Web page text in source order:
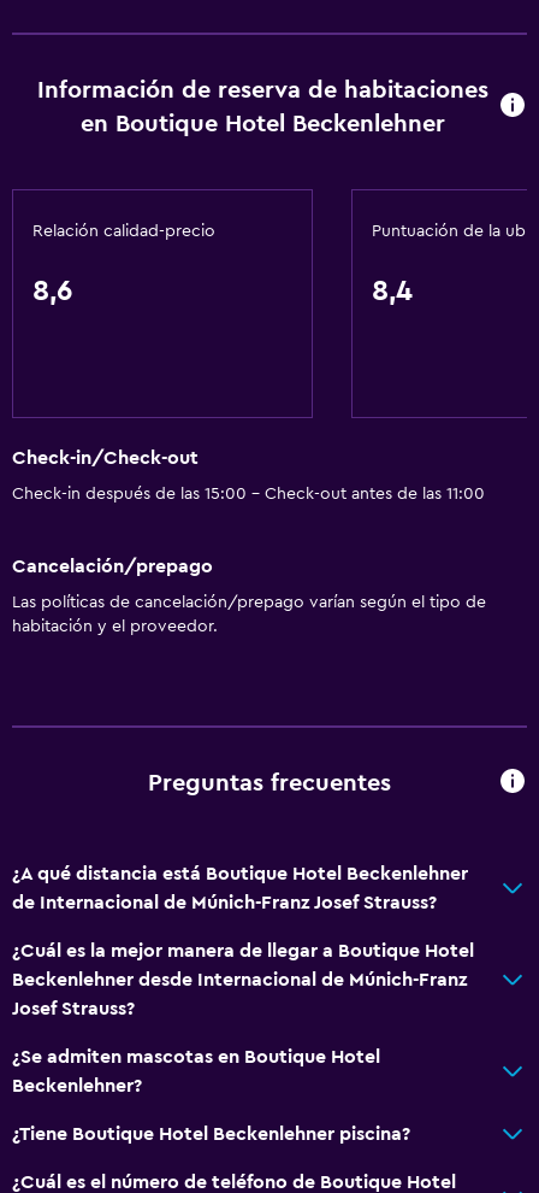
Información de reserva de habitaciones
en Boutique Hotel Beckenlehner
Relación calidad-precio
8,6
Puntuación de la
8,4
Check-in/Check-out
Check-in después de las 15:00 - Check-out antes de las 11:00
Cancelación/prepago
Las políticas de cancelación/prepago varían según el tipo de
habitación y el proveedor.
Preguntas frecuentes
¿A qué distancia está Boutique Hotel Beckenlehner
de Internacional de Múnich-Franz Josef Strauss?
¿Cuál es la mejor manera de llegar a Boutique Hotel
Beckenlehner desde Internacional de Múnich-Franz
Josef Strauss?
¿Se admiten mascotas en Boutique Hotel
Beckenlehner?
¿Tiene Boutique Hotel Beckenlehner piscina?
¿Cuál es el número de teléfono de Boutique Hotel